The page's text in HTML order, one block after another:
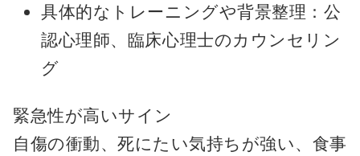
具体的なトレーニングや背景整理：公
認心理師、臨床心理士のカウンセリン
グ
緊急性が高いサイン
自傷の衝動、死にたい気持ちが強い、食事